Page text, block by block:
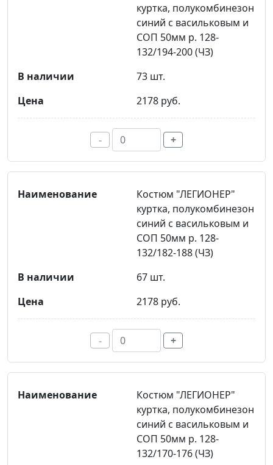
куртка, полукомбинезон
синий с васильковым и
СОП 50мм р. 128-
132/194-200 (ЧЗ)
73 шт.
2178 руб.
- +
Костюм "ЛЕГИОНЕР"
куртка, полукомбинезон
синий с васильковым и
СОП 50мм р. 128-
132/182-188 (ЧЗ)
67 шт.
2178 руб.
- +
Костюм "ЛЕГИОНЕР"
куртка, полукомбинезон
синий с васильковым и
СОП 50мм р. 128-
132/170-176 (ЧЗ)